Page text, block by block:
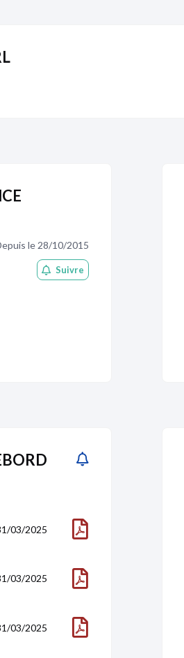
de Pappers
le 28/10/2015
Suivre
03/2025
03/2025
03/2025